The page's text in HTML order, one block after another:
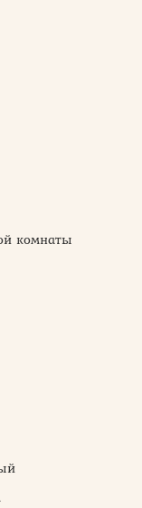
комнаты